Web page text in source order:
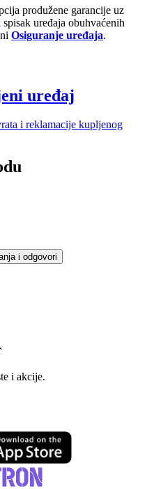
produžene garancije uz
uređaja obuhvaćenih
Osiguranje uređaja.
uređaj
i reklamacije kupljenog
i odgovori
i akcije.